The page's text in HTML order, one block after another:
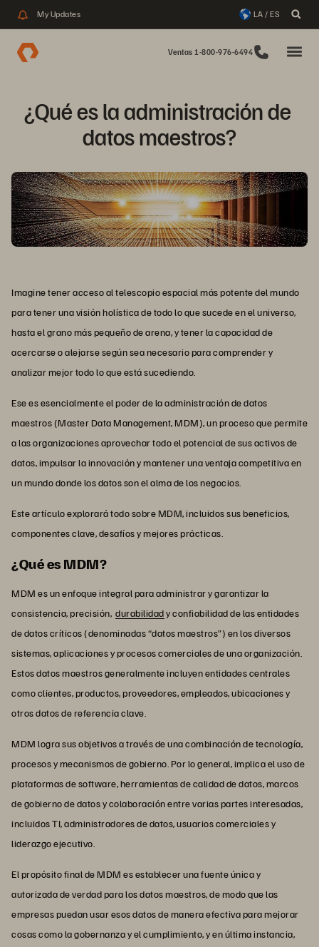
My Updates LA / ES
Ventas 1-800-976-6494
¿Qué es la administración de
datos maestros?
Imagine tener acceso al telescopio espacial más potente del mundo
para tener una visión holística de todo lo que sucede en el universo,
hasta el grano más pequeño de arena, y tener la capacidad de
acercarse o alejarse según sea necesario para comprender y
analizar mejor todo lo que está sucediendo.
Ese es esencialmente el poder de la administración de datos
maestros (Master Data Management, MDM), un proceso que permite
a las organizaciones aprovechar todo el potencial de sus activos de
datos, impulsar la innovación y mantener una ventaja competitiva en
un mundo donde los datos son el alma de los negocios.
Este artículo explorará todo sobre MDM, incluidos sus beneficios,
componentes clave, desafíos y mejores prácticas.
¿Qué es MDM?
MDM es un enfoque integral para administrar y garantizar la
consistencia, precisión, durabilidady confiabilidad de las entidades
de datos críticos (denominadas “datos maestros”) en los diversos
sistemas, aplicaciones y procesos comerciales de una organización.
Estos datos maestros generalmente incluyen entidades centrales
como clientes, productos, proveedores, empleados, ubicaciones y
otros datos de referencia clave.
MDM logra sus objetivos a través de una combinación de tecnología,
procesos y mecanismos de gobierno. Por lo general, implica el uso de
plataformas de software, herramientas de calidad de datos, marcos
de gobierno de datos y colaboración entre varias partes interesadas,
incluidos TI, administradores de datos, usuarios comerciales y
liderazgo ejecutivo.
El propósito final de MDM es establecer una fuente única y
autorizada de verdad para los datos maestros, de modo que las
empresas puedan usar esos datos de manera efectiva para mejorar
cosas como la gobernanza y el cumplimiento, y en última instancia,